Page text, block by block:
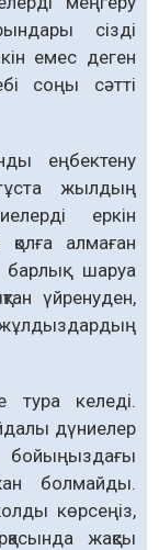
сізді
емес деген
соңы сәтті
еңбектену
жылдың
еркін
алмаған
барлық шаруа
үйренуден,
тура келеді.
дүниелер
болмайды.
көрсеңіз,
жақсы